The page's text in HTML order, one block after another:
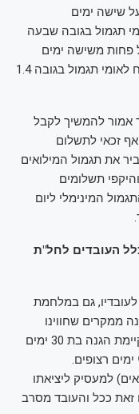
שישה ימים
תגמול בגובה שבעה
פחות משישה ימים
קלנדאריים – משולם על ידי המוסד לביטוח לאומי תגמול בגובה 1.4
אמור להמשיך לקבל
זכאי לתשלום
את תגמול המילואים
תשלומים
המינימלי ליום
העובדים לחל"ת
גם במלחמת
ממקרים שחווינו
במהלך תקופת הקורונה. לאנשי מילואים קיימת הגנה בת 30 ימים
רצופים.
למעסיק ליציאתו
ככל והעובד מסרב